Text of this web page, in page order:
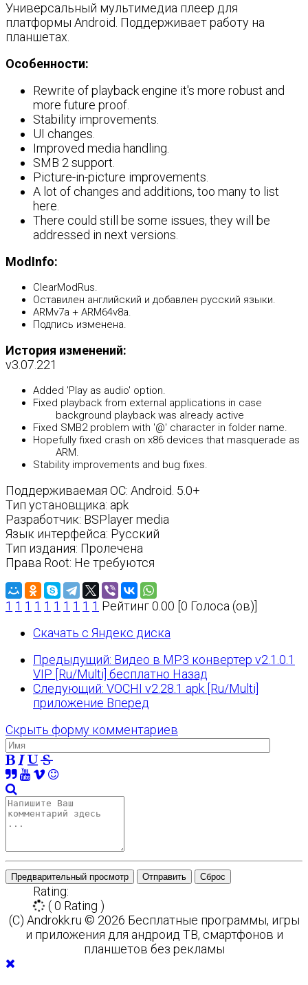
Универсальный мультимедиа плеер для
платформы Android. Поддерживает работу на
планшетах.
Особенности:
Rewrite of playback engine it's more robust and
more future proof.
Stability improvements.
UI changes.
Improved media handling.
SMB 2 support.
Picture-in-picture improvements.
A lot of changes and additions, too many to list
here.
There could still be some issues, they will be
addressed in next versions.
ModInfo:
ClearModRus.
Оставилен английский и добавлен русский языки.
ARMv7a + ARM64v8a.
Подпись изменена.
История изменений:
v3.07.221
Added 'Play as audio' option.
Fixed playback from external applications in case
background playback was already active
Fixed SMB2 problem with '@' character in folder name.
Hopefully fixed crash on x86 devices that masquerade as
ARM.
Stability improvements and bug fixes.
Поддерживаемая ОС: Android. 5.0+
Тип установщика: apk
Разработчик: BSPlayer media
Язык интерфейса: Русский
Тип издания: Пролечена
Права Root: Не требуются
1 1 1 1 1 1 1 1 1 1 Рейтинг 0.00 [0 Голоса (ов)]
Скачать с Яндекс диска
Предыдущий: Видео в MP3 конвертер v2.1.0.1
VIP [Ru/Multi] бесплатно Назад
Следующий: VOCHI v2.28.1 apk [Ru/Multi]
приложение Вперед
Скрыть форму комментариев
Предварительный просмотр Отправить Сброс
Rating:
( 0 Rating )
(C) Androkk.ru © 2026 Бесплатные программы, игры
и приложения для андроид ТВ, смартфонов и
планшетов без рекламы